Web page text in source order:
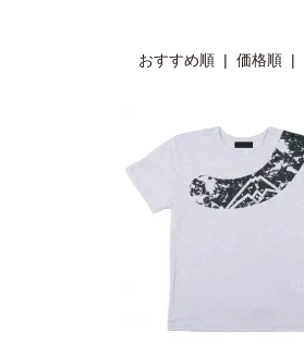
おすすめ順 | 価格順 |